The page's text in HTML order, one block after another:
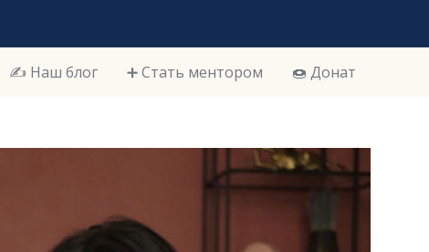
✍️ Наш блог ➕ Стать ментором 🍩 Донат